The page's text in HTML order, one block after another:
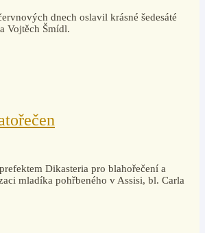
dnech oslavil krásné šedesáté
Vojtěch Šmídl.
Dikasteria pro blahořečení a
mladíka pohřbeného v Assisi, bl. Carla